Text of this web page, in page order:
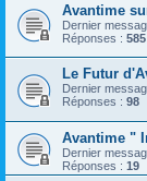
Avantime
Dernier
Réponses : 585
Le Futur
Dernier
Réponses : 98
Avantime "
Dernier
Réponses : 19